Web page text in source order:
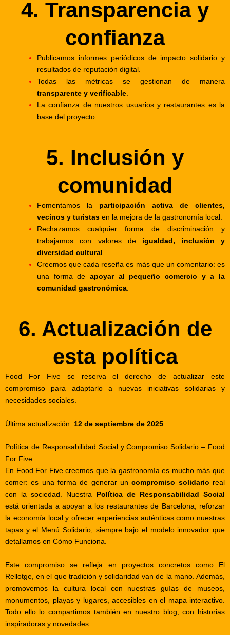
4. Transparencia y
confianza
Publicamos informes periódicos de impacto solidario y
resultados de reputación digital.
Todas las métricas se gestionan de manera
transparente y verificable
La confianza de nuestros usuarios y restaurantes es la
base del proyecto.
5. Inclusión y
comunidad
Fomentamos la participación activa de clientes,
vecinos y turistas en la mejora de la gastronomía local.
Rechazamos cualquier forma de discriminación y
trabajamos con valores de igualdad, inclusión y
diversidad cultural
Creemos que cada reseña es más que un comentario: es
una forma de apoyar al pequeño comercio y a la
comunidad gastronómica
6. Actualización de
esta política
Food For Five se reserva el derecho de actualizar este
compromiso para adaptarlo a nuevas iniciativas solidarias y
necesidades sociales.
Última actualización: 12 de septiembre de 2025
Política de Responsabilidad Social y Compromiso Solidario – Food
For Five
En Food For Fivecreemos que la gastronomía es mucho más que
comer: es una forma de generar uncompromiso solidario real
con la sociedad. Nuestra Política de Responsabilidad Social
está orientada a apoyar a los restaurantes de Barcelona , reforzar
la economía local y ofrecer experiencias auténticas como nuestras
tapas y el Menú Solidario, siempre bajo el modelo innovador que
detallamos en Cómo Funciona
Este compromiso se refleja en proyectos concretos como El
Rellotge, en el que tradición y solidaridad van de la mano. Además,
promovemos la cultura local con nuestras guías de museos,
monumentos, playasy lugares, accesibles en el mapa interactivo.
Todo ello lo compartimos también en nuestro blog, con historias
inspiradoras y novedades.